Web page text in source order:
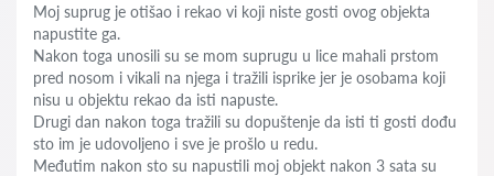
Moj suprug je otišao i rekao vi koji niste gosti ovog objekta
napustite ga.
Nakon toga unosili su se mom suprugu u lice mahali prstom
pred nosom i vikali na njega i tražili isprike jer je osobama koji
nisu u objektu rekao da isti napuste.
Drugi dan nakon toga tražili su dopuštenje da isti ti gosti dođu
sto im je udovoljeno i sve je prošlo u redu.
Međutim nakon sto su napustili moj objekt nakon 3 sata su